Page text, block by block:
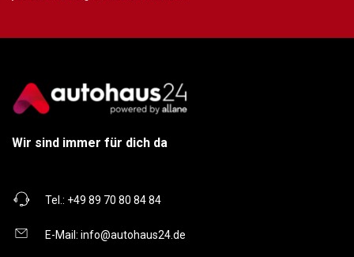
Wir sind immer für dich da
Tel.: +49 89 70 80 84 84
E-Mail: info@autohaus24.de